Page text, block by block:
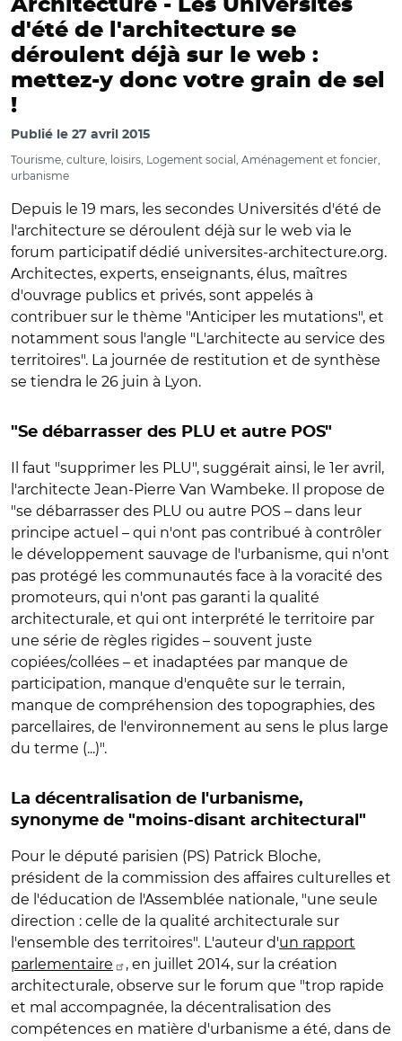
Architecture - Les Universités
d'été de l'architecture se
déroulent déjà sur le web :
mettez-y donc votre grain de sel
!
Publié le 27 avril 2015
Tourisme, culture, loisirs, Logement social, Aménagement et foncier,
urbanisme
Depuis le 19 mars, les secondes Universités d'été de
l'architecture se déroulent déjà sur le web via le
forum participatif dédié universites-architecture.org.
Architectes, experts, enseignants, élus, maîtres
d'ouvrage publics et privés, sont appelés à
contribuer sur le thème "Anticiper les mutations", et
notamment sous l'angle "L'architecte au service des
territoires". La journée de restitution et de synthèse
se tiendra le 26 juin à Lyon.
"Se débarrasser des PLU et autre POS"
Il faut "supprimer les PLU", suggérait ainsi, le 1er avril,
l'architecte Jean-Pierre Van Wambeke. Il propose de
"se débarrasser des PLU ou autre POS – dans leur
principe actuel – qui n'ont pas contribué à contrôler
le développement sauvage de l'urbanisme, qui n'ont
pas protégé les communautés face à la voracité des
promoteurs, qui n'ont pas garanti la qualité
architecturale, et qui ont interprété le territoire par
une série de règles rigides – souvent juste
copiées/collées – et inadaptées par manque de
participation, manque d'enquête sur le terrain,
manque de compréhension des topographies, des
parcellaires, de l'environnement au sens le plus large
du terme (...)".
La décentralisation de l'urbanisme,
synonyme de "moins-disant architectural"
Pour le député parisien (PS) Patrick Bloche,
président de la commission des affaires culturelles et
de l'éducation de l'Assemblée nationale, "une seule
direction : celle de la qualité architecturale sur
l'ensemble des territoires". L'auteur d'un rapport
parlementaire
, en juillet 2014, sur la création
architecturale, observe sur le forum que "trop rapide
et mal accompagnée, la décentralisation des
compétences en matière d'urbanisme a été, dans de